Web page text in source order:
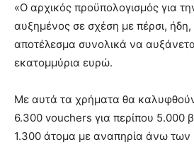
«Ο αρχικός προϋπολογισμός για
αυξημένος σε σχέση με πέρσι,
αποτέλεσμα συνολικά να
εκατομμύρια ευρώ.
Με αυτά τα χρήματα θα καλυφθούν
6.300 vouchers για περίπου 5.000
1.300 άτομα με αναπηρία άνω των